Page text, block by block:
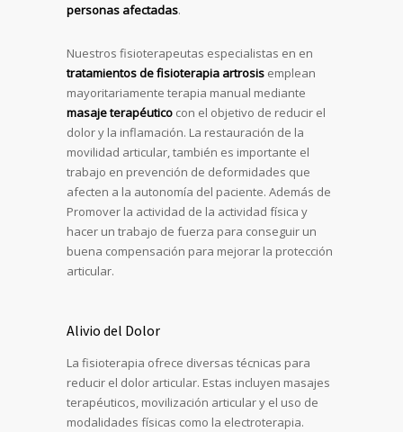
personas afectadas.
Nuestros fisioterapeutas especialistas en en
tratamientos de fisioterapia artrosis emplean
mayoritariamente terapia manual mediante
masaje terapéutico con el objetivo de reducir el
dolor y la inflamación. La restauración de la
movilidad articular, también es importante el
trabajo en prevención de deformidades que
afecten a la autonomía del paciente. Además de
Promover la actividad de la actividad física y
hacer un trabajo de fuerza para conseguir un
buena compensación para mejorar la protección
articular.
Alivio del Dolor
La fisioterapia ofrece diversas técnicas para
reducir el dolor articular. Estas incluyen masajes
terapéuticos, movilización articular y el uso de
modalidades físicas como la electroterapia.